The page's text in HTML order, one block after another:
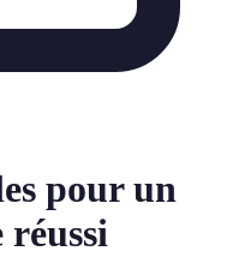
pour un
réussi